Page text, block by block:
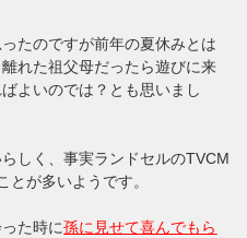
たのですが前年の夏休みとは
れた祖父母だったら遊びに来
よいのでは？とも思いまし
しく、事実ランドセルのTVCM
とが多いようです。
た時に孫に見せて喜んでもら